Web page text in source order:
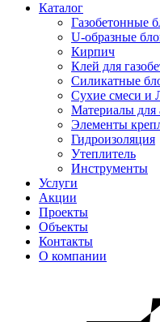
Каталог
Газобетонные
U-образные
Кирпич
Клей для
Силикатные
Сухие смеси
Материалы для
Элементы
Гидроизоляция
Утеплитель
Инструменты
Услуги
Акции
Проекты
Объекты
Контакты
О компании